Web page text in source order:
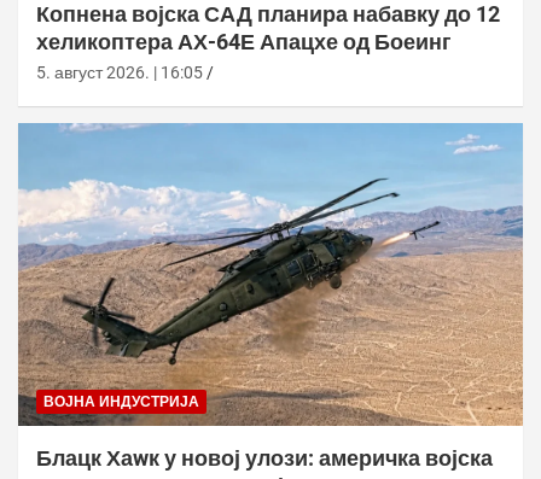
Копнена војска САД планира набавку до 12
хеликоптера АХ-64Е Апацхе од Боеинг
5. август 2026. | 16:05
ВОЈНА ИНДУСТРИЈА
Блацк Хаwк у новој улози: америчка војска